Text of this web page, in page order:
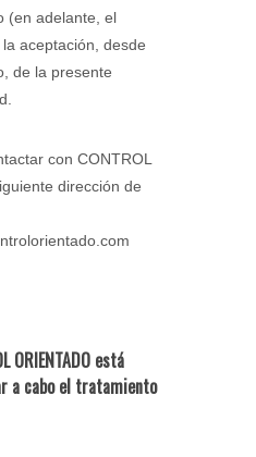
(en adelante, el
aceptación, desde
de la presente
con CONTROL
dirección de
ORIENTADO está
a cabo el tratamiento